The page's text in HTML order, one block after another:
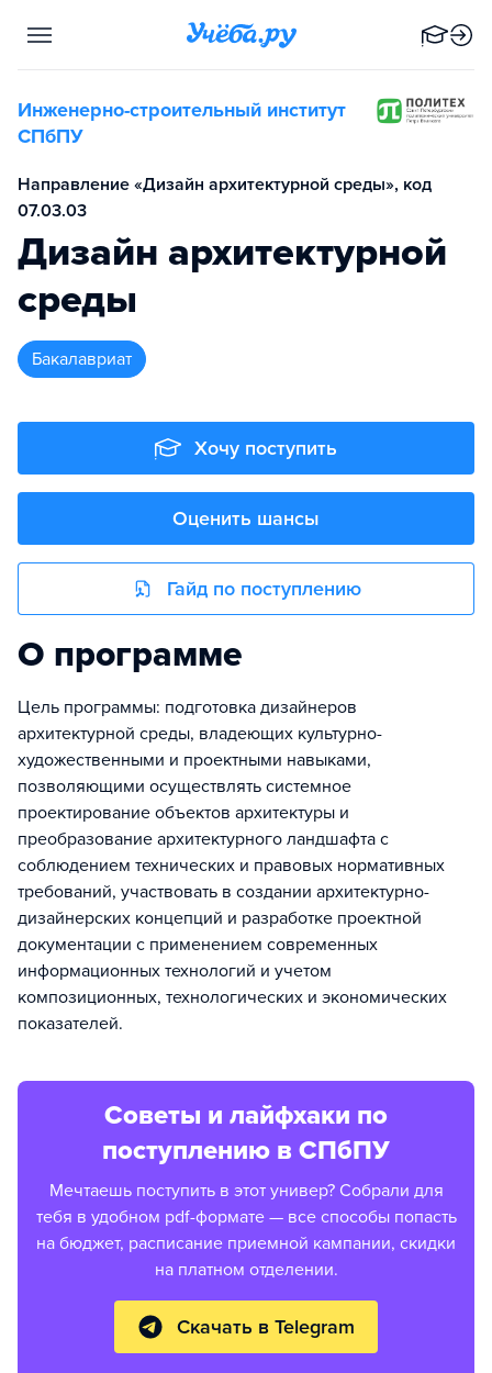
Инженерно-строительный институт
СПбПУ
Направление «Дизайн архитектурной среды», код
07.03.03
Дизайн архитектурной
среды
бакалавриат
Хочу поступить
Оценить шансы
Гайд по поступлению
О программе
Цель программы: подготовка дизайнеров
архитектурной среды, владеющих культурно-
художественными и проектными навыками,
позволяющими осуществлять системное
проектирование объектов архитектуры и
преобразование архитектурного ландшафта с
соблюдением технических и правовых нормативных
требований, участвовать в создании архитектурно-
дизайнерских концепций и разработке проектной
документации с применением современных
информационных технологий и учетом
композиционных, технологических и экономических
показателей.
Советы и лайфхаки по
поступлению в СПбПУ
Мечтаешь поступить в этот универ? Собрали для
тебя в удобном pdf-формате — все способы попасть
на бюджет, расписание приемной кампании, скидки
на платном отделении.
Скачать в Telegram